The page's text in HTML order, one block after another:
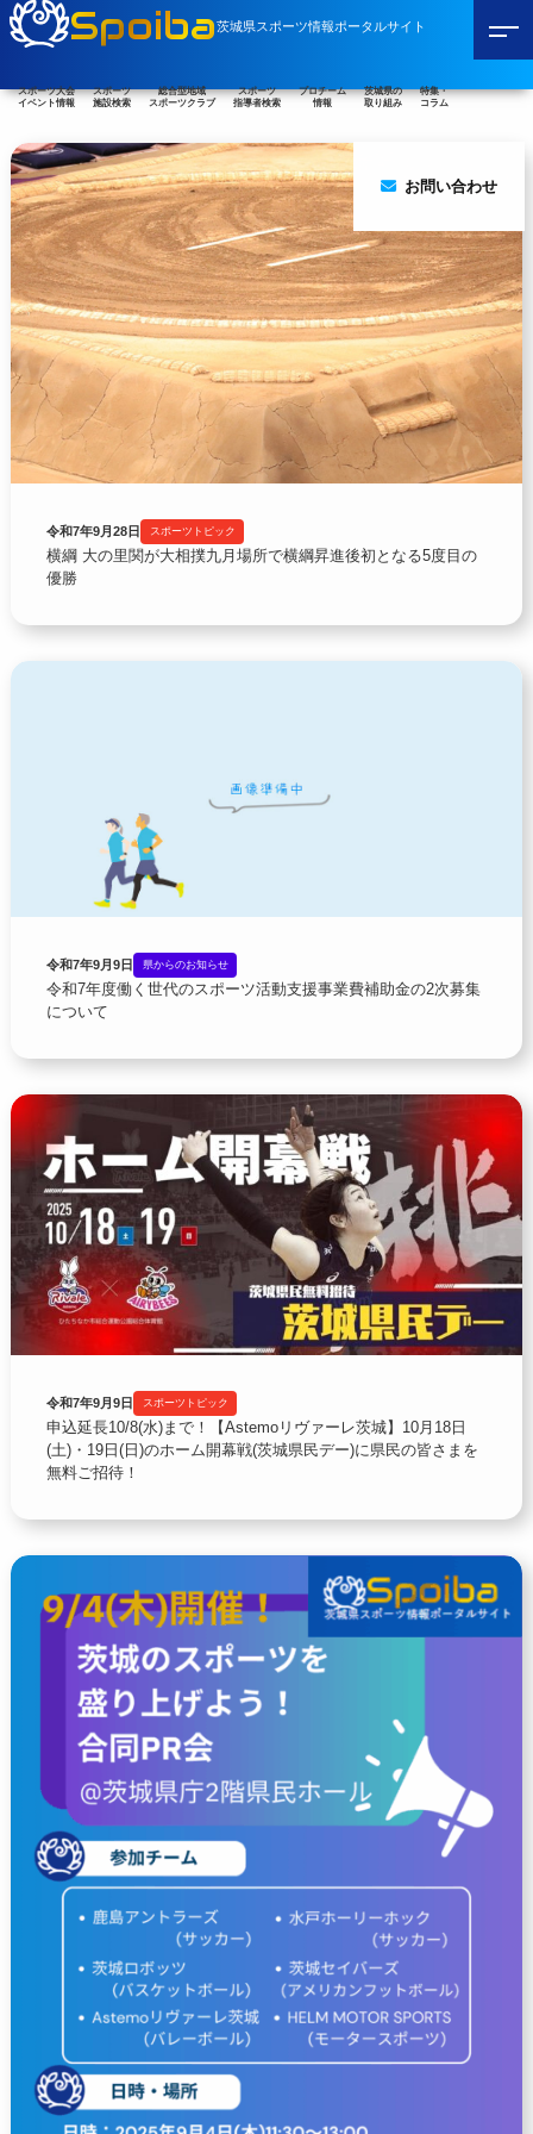
Spoiba茨城県スポーツ情報ポータルサイト
スポーツ大会
イベント情報
スポーツ
施設検索
総合型地域
スポーツクラブ
スポーツ
指導者検索
プロチーム
情報
茨城県の
取り組み
特集・
コラム
お問い合わせ
令和7年9月28日 スポーツトピック
横綱 大の里関が大相撲九月場所で横綱昇進後初となる5度目の
優勝
令和7年9月9日 県からのお知らせ
令和7年度働く世代のスポーツ活動支援事業費補助金の2次募集
について
令和7年9月9日 スポーツトピック
申込延長10/8(水)まで！【Astemoリヴァーレ茨城】10月18日
(土)・19日(日)のホーム開幕戦(茨城県民デー)に県民の皆さまを
無料ご招待！